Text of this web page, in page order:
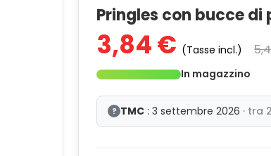
Pringles con bucce
3,84 € (Tasse incl.)
In magazzino
? TMC : 3 settembre 2026 · tra